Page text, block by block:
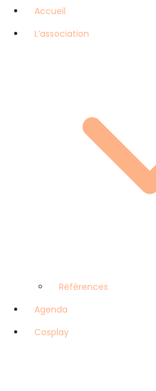
Accueil
L’association
Références
Agenda
Cosplay